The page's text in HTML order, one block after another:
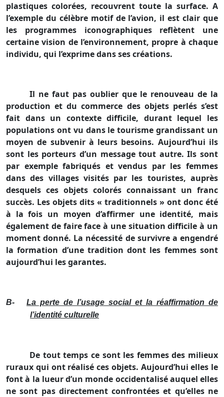
plastiques colorées, recouvrent toute la surface. A
l’exemple du célèbre motif de l’avion, il est clair que
les programmes iconographiques reflètent une
certaine vision de l’environnement, propre à chaque
individu, qui l’exprime dans ses créations.
Il ne faut pas oublier que le renouveau de la
production et du commerce des objets perlés s’est
fait dans un contexte difficile, durant lequel les
populations ont vu dans le tourisme grandissant un
moyen de subvenir à leurs besoins. Aujourd’hui ils
sont les porteurs d’un message tout autre. Ils sont
par exemple fabriqués et vendus par les femmes
dans des villages visités par les touristes, auprès
desquels ces objets colorés connaissant un franc
succès. Les objets dits « traditionnels » ont donc été
à la fois un moyen d’affirmer une identité, mais
également de faire face à une situation difficile à un
moment donné. La nécessité de survivre a engendré
la formation d’une tradition dont les femmes sont
aujourd’hui les garantes.
B-
La perte de l’usage social et la réaffirmation de
l’identité culturelle
De tout temps ce sont les femmes des milieux
ruraux qui ont réalisé ces objets. Aujourd’hui elles le
font à la lueur d’un monde occidentalisé auquel elles
ne sont pas directement confrontées et qu’elles ne